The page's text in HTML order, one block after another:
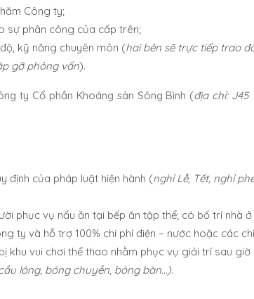
Công ty;
sự phân công của cấp trên;
kỹ năng chuyên môn (hai bên sẽ trực tiếp trao
gỡ phỏng vấn).
ty Cổ phần Khoáng sản Sông Bình (địa chỉ: J45
định của pháp luật hiện hành (nghỉ Lễ, Tết, nghỉ
phục vụ nấu ăn tại bếp ăn tập thể; có bố trí nhà
ty và hỗ trợ 100% chi phí điện – nước hoặc các
khu vui chơi thể thao nhằm phục vụ giải trí sau giờ
lông, bóng chuyền, bóng bàn…).